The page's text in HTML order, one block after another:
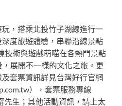
，搭乘北投竹子湖線進行一
度旅遊體驗，串聯沿線景點
技術與遊戲萌喵在各熱門景點
展開不一樣的文化之旅。更
套票資訊詳見台灣好行官網
），套票服務專線
先生；其他活動資訊，請上太